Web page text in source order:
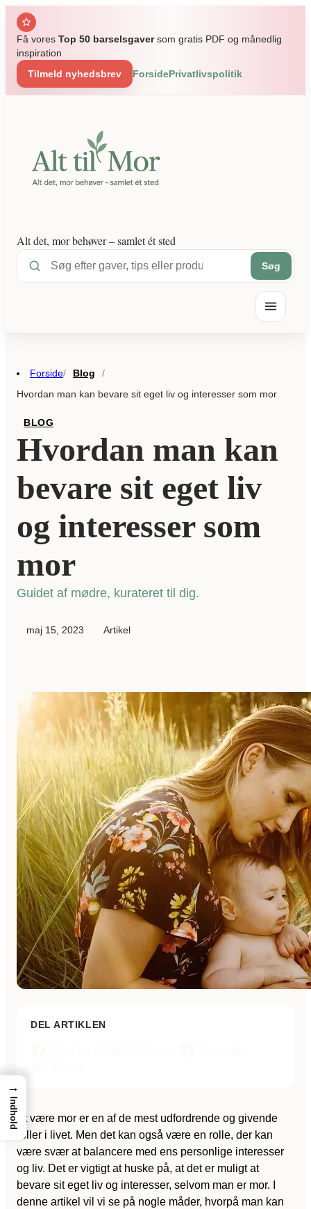
Spring
indhold
Få vores Top 50 barselsgaversom gratis PDF og månedlig
inspiration
Tilmeld nyhedsbrev
ForsidePrivatlivspolitik
Alt det, mor behøver – samlet ét sted
Søg
Forside/ Blog
/
Hvordan man kan bevare sit eget liv og interesser som mor
BLOG
Hvordan man kan
bevare sit eget liv
og interesser som
mor
Guidet af mødre, kurateret til dig.
maj 15, 2023 Artikel
DEL ARTIKLEN
At være mor er en af de mest udfordrende og givende
roller i livet. Men det kan også være en rolle, der kan
være svær at balancere med ens personlige interesser
og liv. Det er vigtigt at huske på, at det er muligt at
bevare sit eget liv og interesser, selvom man er mor. I
denne artikel vil vi se på nogle måder, hvorpå man kan
→
Indhold